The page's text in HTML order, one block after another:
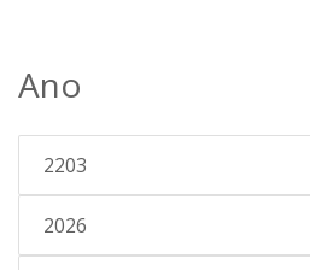
Ano
2203
2026